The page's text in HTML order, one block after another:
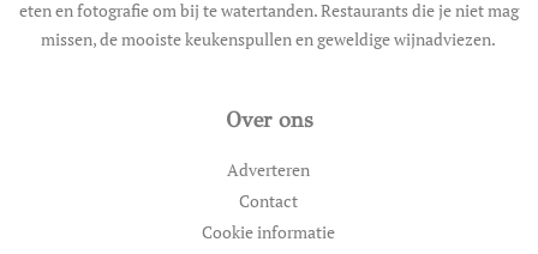
eten en fotografie om bij te watertanden. Restaurants die je niet mag
missen, de mooiste keukenspullen en geweldige wijnadviezen.
Over ons
Adverteren
Contact
Cookie informatie